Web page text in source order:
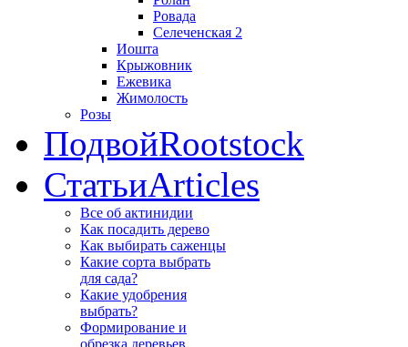
Ровада
Селеченская 2
Иошта
Крыжовник
Ежевика
Жимолость
Розы
ПодвойRootstock
СтатьиArticles
Все об актинидии
Как посадить дерево
Как выбирать саженцы
Какие сорта выбрать
для сада?
Какие удобрения
выбрать?
Формирование и